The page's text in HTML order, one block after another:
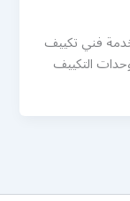
فني تكييف
التكييف